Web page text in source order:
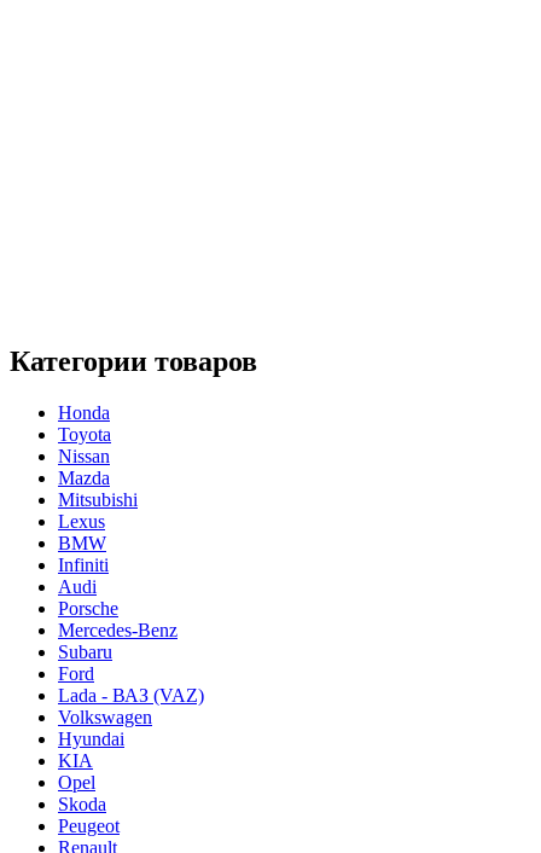
Категории товаров
Honda
Toyota
Nissan
Mazda
Mitsubishi
Lexus
BMW
Infiniti
Audi
Porsche
Mercedes-Benz
Subaru
Ford
Lada - ВАЗ (VAZ)
Volkswagen
Hyundai
KIA
Opel
Skoda
Peugeot
Renault